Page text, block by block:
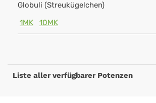
Globuli (Streukügelchen)
1MK
10MK
Liste aller verfügbarer Potenzen